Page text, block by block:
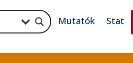
Mutatók Stat